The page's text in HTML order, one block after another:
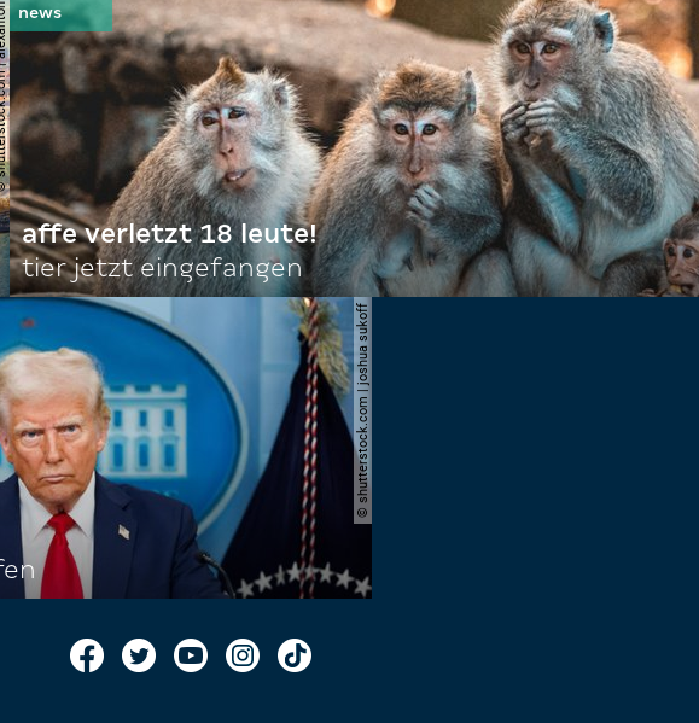
affe verletzt 18 leute!
tier jetzt eingefangen
© shutterstock.com | joshua sukoff